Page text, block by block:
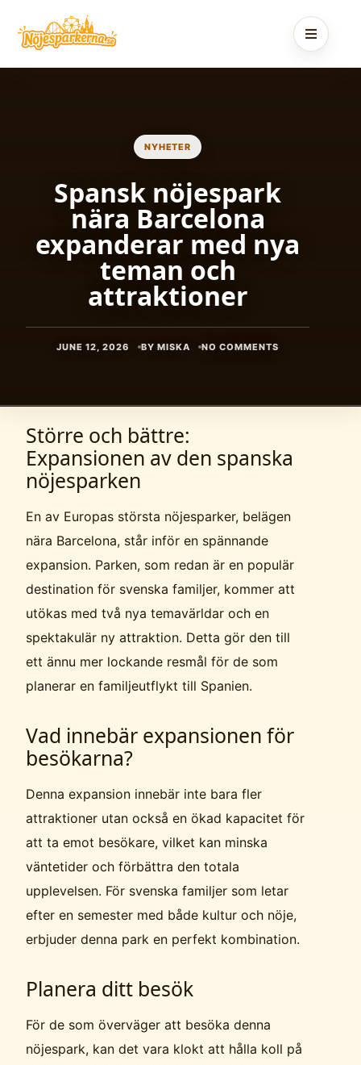
content
NYHETER
Spansk nöjespark
nära Barcelona
expanderar med nya
teman och
attraktioner
JUNE 12, 2026 BY MISKA NO COMMENTS
Större och bättre:
Expansionen av den spanska
nöjesparken
En av Europas största nöjesparker, belägen
nära Barcelona, står inför en spännande
expansion. Parken, som redan är en populär
destination för svenska familjer, kommer att
utökas med två nya temavärldar och en
spektakulär ny attraktion. Detta gör den till
ett ännu mer lockande resmål för de som
planerar en familjeutflykt till Spanien.
Vad innebär expansionen för
besökarna?
Denna expansion innebär inte bara fler
attraktioner utan också en ökad kapacitet för
att ta emot besökare, vilket kan minska
väntetider och förbättra den totala
upplevelsen. För svenska familjer som letar
efter en semester med både kultur och nöje,
erbjuder denna park en perfekt kombination.
Planera ditt besök
För de som överväger att besöka denna
nöjespark, kan det vara klokt att hålla koll på